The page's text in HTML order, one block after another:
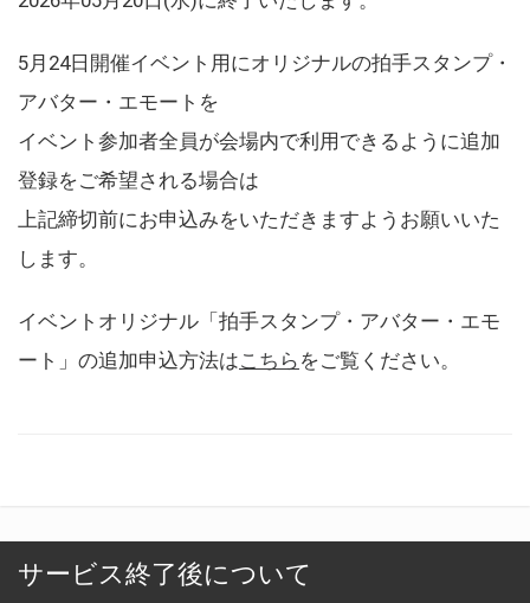
5月24日開催イベント用にオリジナルの拍手スタンプ・
アバター・エモートを
イベント参加者全員が会場内で利用できるように追加
登録をご希望される場合は
上記締切前にお申込みをいただきますようお願いいた
します。
イベントオリジナル「拍手スタンプ・アバター・エモ
ート」の追加申込方法はこちら をご覧ください。
サービス終了後について